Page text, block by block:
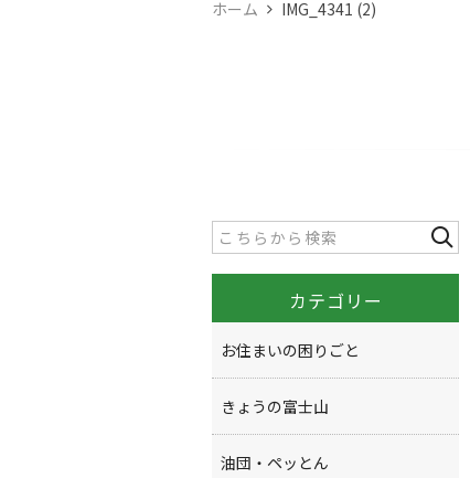
ホーム IMG_4341 (2)
カテゴリー
お住まいの困りごと
きょうの富士山
油団・ペッとん